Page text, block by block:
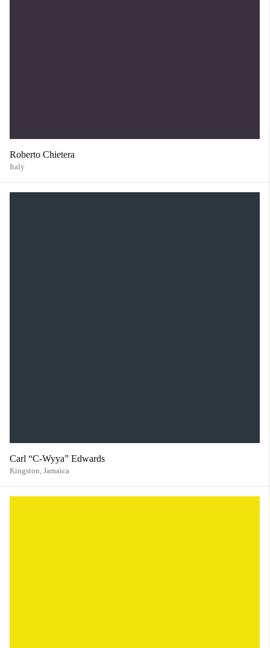
Roberto Chietera
Italy
Carl “C-Wyya” Edwards
Kingston, Jamaica